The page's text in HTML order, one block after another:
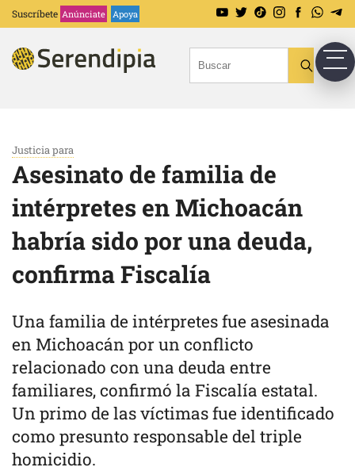
Suscríbete Anúnciate Apoya
Justicia para
Asesinato de familia de
intérpretes en Michoacán
habría sido por una deuda,
confirma Fiscalía
Una familia de intérpretes fue asesinada
en Michoacán por un conflicto
relacionado con una deuda entre
familiares, confirmó la Fiscalía estatal.
Un primo de las víctimas fue identificado
como presunto responsable del triple
homicidio.